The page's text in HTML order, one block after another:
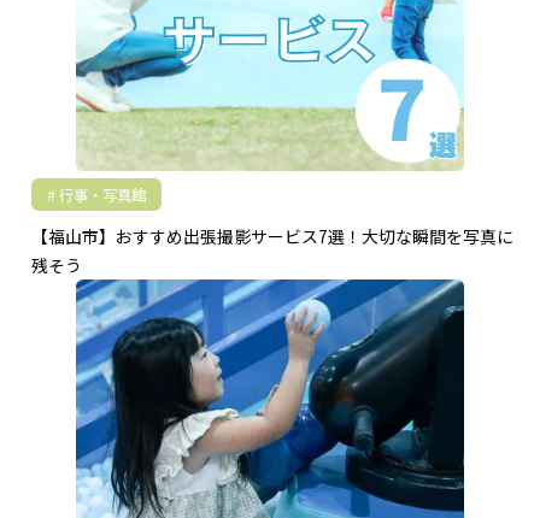
行事・写真館
【福山市】おすすめ出張撮影サービス7選！大切な瞬間を写真に
残そう